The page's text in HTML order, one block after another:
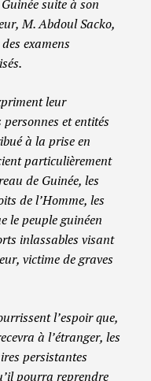
suite à son
M. Abdoul Sacko,
examens
leur
et entités
à la prise en
particulièrement
de Guinée, les
de l’Homme, les
le peuple guinéen
inlassables visant
victime de graves
l’espoir que,
à l’étranger, les
persistantes
pourra reprendre